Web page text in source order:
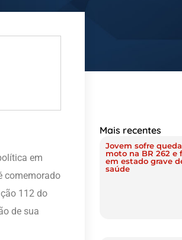
em
comemorado
112 do
de sua
Mais recentes
Jovem sofre
moto na BR 262 e
em estado grave
saúde